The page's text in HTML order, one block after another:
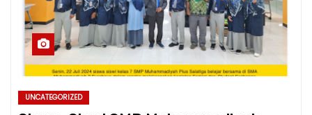
UNCATEGORIZED